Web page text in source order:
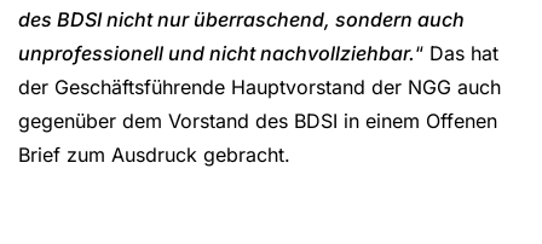
des BDSI nicht nur überraschend, sondern auch
unprofessionell und nicht nachvollziehbar.“ Das hat
der Geschäftsführende Hauptvorstand der NGG auch
gegenüber dem Vorstand des BDSI in einem Offenen
Brief zum Ausdruck gebracht.